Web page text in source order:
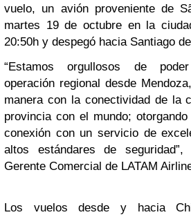
vuelo, un avión proveniente de
martes 19 de octubre en la
20:50h y despegó hacia Santiago
“Estamos orgullosos de
operación regional desde
manera con la conectividad de la
provincia con el mundo;
conexión con un servicio de
altos estándares de
Gerente Comercial de LATAM
Los vuelos desde y hacia